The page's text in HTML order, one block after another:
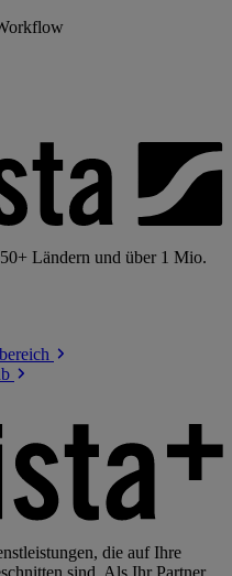
Ländern und über 1 Mio.
die auf Ihre
sind. Als Ihr Partner